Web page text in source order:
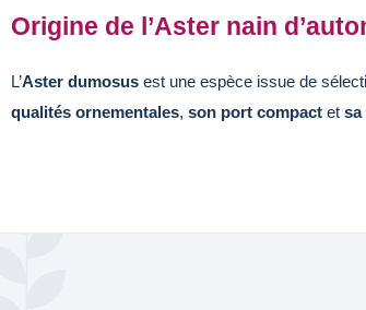
Origine de l’Aster nain
L’Aster dumosus est une espèce issue de
qualités ornementales, son port compact et sa